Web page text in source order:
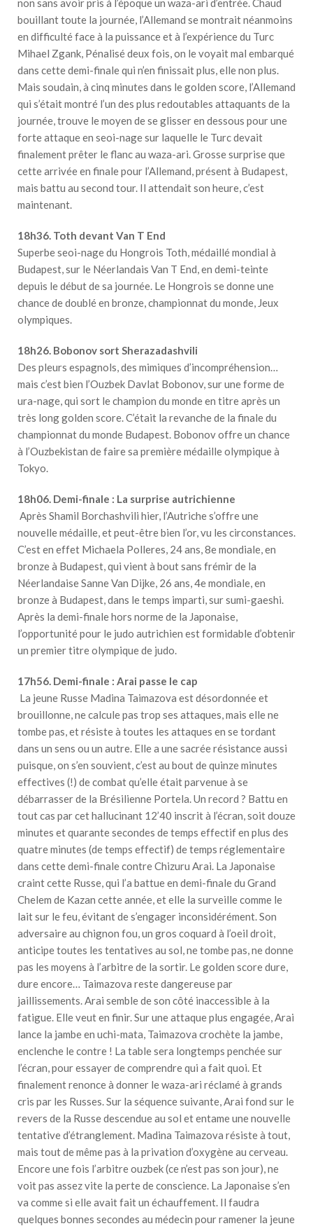
bouillant toute la journée, l’Allemand se montrait néanmoins
en difficulté face à la puissance et à l’expérience du Turc
Mihael Zgank, Pénalisé deux fois, on le voyait mal embarqué
dans cette demi-finale qui n’en finissait plus, elle non plus.
Mais soudain, à cinq minutes dans le golden score, l’Allemand
qui s’était montré l’un des plus redoutables attaquants de la
journée, trouve le moyen de se glisser en dessous pour une
forte attaque en seoi-nage sur laquelle le Turc devait
finalement prêter le flanc au waza-ari. Grosse surprise que
cette arrivée en finale pour l’Allemand, présent à Budapest,
mais battu au second tour. Il attendait son heure, c’est
maintenant.
18h36. Toth devant Van T End
Superbe seoi-nage du Hongrois Toth, médaillé mondial à
Budapest, sur le Néerlandais Van T End, en demi-teinte
depuis le début de sa journée. Le Hongrois se donne une
chance de doublé en bronze, championnat du monde, Jeux
olympiques.
18h26. Bobonov sort Sherazadashvili
Des pleurs espagnols, des mimiques d’incompréhension…
mais c’est bien l’Ouzbek Davlat Bobonov, sur une forme de
ura-nage, qui sort le champion du monde en titre après un
très long golden score. C’était la revanche de la finale du
championnat du monde Budapest. Bobonov offre un chance
à l’Ouzbekistan de faire sa première médaille olympique à
Tokyo.
18h06. Demi-finale : La surprise autrichienne
Après Shamil Borchashvili hier, l’Autriche s’offre une
nouvelle médaille, et peut-être bien l’or, vu les circonstances.
C’est en effet Michaela Polleres, 24 ans, 8e mondiale, en
bronze à Budapest, qui vient à bout sans frémir de la
Néerlandaise Sanne Van Dijke, 26 ans, 4e mondiale, en
bronze à Budapest, dans le temps imparti, sur sumi-gaeshi.
Après la demi-finale hors norme de la Japonaise,
l’opportunité pour le judo autrichien est formidable d’obtenir
un premier titre olympique de judo.
17h56. Demi-finale : Arai passe le cap
La jeune Russe Madina Taimazova est désordonnée et
brouillonne, ne calcule pas trop ses attaques, mais elle ne
tombe pas, et résiste à toutes les attaques en se tordant
dans un sens ou un autre. Elle a une sacrée résistance aussi
puisque, on s’en souvient, c’est au bout de quinze minutes
effectives (!) de combat qu’elle était parvenue à se
débarrasser de la Brésilienne Portela. Un record ? Battu en
tout cas par cet hallucinant 12’40 inscrit à l’écran, soit douze
minutes et quarante secondes de temps effectif en plus des
quatre minutes (de temps effectif) de temps réglementaire
dans cette demi-finale contre Chizuru Arai. La Japonaise
craint cette Russe, qui l’a battue en demi-finale du Grand
Chelem de Kazan cette année, et elle la surveille comme le
lait sur le feu, évitant de s’engager inconsidérément. Son
adversaire au chignon fou, un gros coquard à l’oeil droit,
anticipe toutes les tentatives au sol, ne tombe pas, ne donne
pas les moyens à l’arbitre de la sortir. Le golden score dure,
dure encore… Taimazova reste dangereuse par
jaillissements. Arai semble de son côté inaccessible à la
fatigue. Elle veut en finir. Sur une attaque plus engagée, Arai
lance la jambe en uchi-mata, Taimazova crochète la jambe,
enclenche le contre ! La table sera longtemps penchée sur
l’écran, pour essayer de comprendre qui a fait quoi. Et
finalement renonce à donner le waza-ari réclamé à grands
cris par les Russes. Sur la séquence suivante, Arai fond sur le
revers de la Russe descendue au sol et entame une nouvelle
tentative d’étranglement. Madina Taimazova résiste à tout,
mais tout de même pas à la privation d’oxygène au cerveau.
Encore une fois l’arbitre ouzbek (ce n’est pas son jour), ne
voit pas assez vite la perte de conscience. La Japonaise s’en
va comme si elle avait fait un échauffement. Il faudra
quelques bonnes secondes au médecin pour ramener la jeune